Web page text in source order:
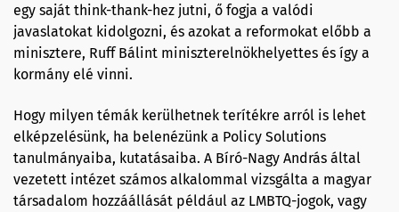
egy saját think-thank-hez jutni, ő fogja a valódi
javaslatokat kidolgozni, és azokat a reformokat előbb a
minisztere, Ruff Bálint miniszterelnökhelyettes és így a
kormány elé vinni.
Hogy milyen témák kerülhetnek terítékre arról is lehet
elképzelésünk, ha belenézünk a Policy Solutions
tanulmányaiba, kutatásaiba. A Bíró-Nagy András által
vezetett intézet számos alkalommal vizsgálta a magyar
társadalom hozzáállását például az LMBTQ-jogok, vagy